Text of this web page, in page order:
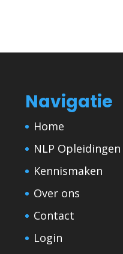
Navigatie
Home
NLP Opleidingen
Kennismaken
Over ons
Contact
Login